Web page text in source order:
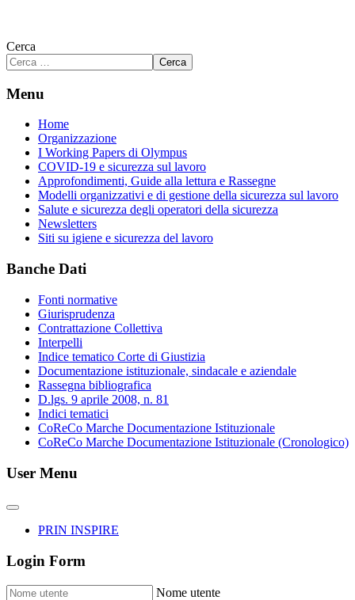
Cerca
Cerca
Menu
Home
Organizzazione
I Working Papers di Olympus
COVID-19 e sicurezza sul lavoro
Approfondimenti, Guide alla lettura e Rassegne
Modelli organizzativi e di gestione della sicurezza sul lavoro
Salute e sicurezza degli operatori della sicurezza
Newsletters
Siti su igiene e sicurezza del lavoro
Banche Dati
Fonti normative
Giurisprudenza
Contrattazione Collettiva
Interpelli
Indice tematico Corte di Giustizia
Documentazione istituzionale, sindacale e aziendale
Rassegna bibliografica
D.lgs. 9 aprile 2008, n. 81
Indici tematici
CoReCo Marche Documentazione Istituzionale
CoReCo Marche Documentazione Istituzionale (Cronologico)
User Menu
PRIN INSPIRE
Login Form
Nome utente